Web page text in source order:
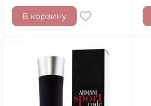
В корзину